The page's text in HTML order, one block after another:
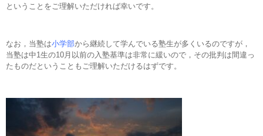
ということをご理解いただければ幸いです。
なお，当塾は小学部から継続して学んでいる塾生が多くいるのですが，
当塾は中1生の10月以前の入塾基準は非常に緩いので，その批判は間違っ
たものだということもご理解いただけるはずです。